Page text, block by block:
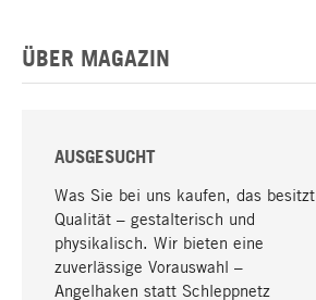
ÜBER MAGAZIN
AUSGESUCHT
Was Sie bei uns kaufen, das besitzt
Qualität – gestalterisch und
physikalisch. Wir bieten eine
zuverlässige Vorauswahl –
Angelhaken statt Schleppnetz